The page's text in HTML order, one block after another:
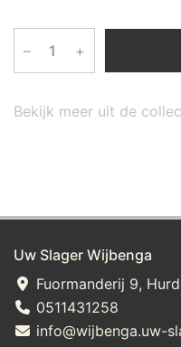
– +
Bekijk meer uit de
Uw Slager Wijbenga
Fuormanderij 9,
0511431258
info@wijbenga.uw-